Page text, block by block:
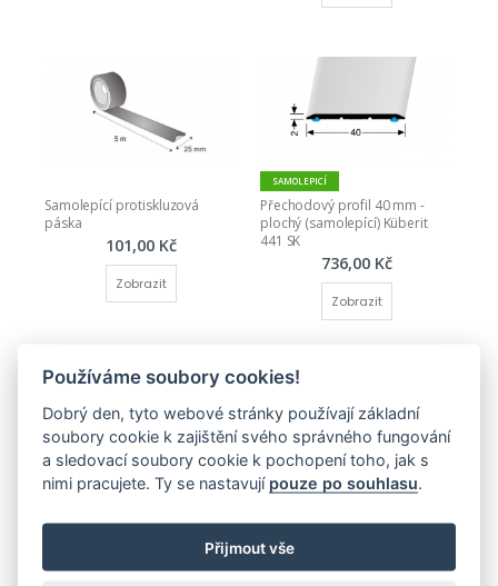
Samolepící protiskluzová
páska
101,00 Kč
Zobrazit
SAMOLEPICÍ
Přechodový profil 40 mm -
plochý (samolepící) Küberit
441 SK
736,00 Kč
Zobrazit
SAMOLEPICÍ
Profil C nerovnoramenný
Používáme soubory cookies!
Dobrý den, tyto webové stránky používají základní
soubory cookie k zajištění svého správného fungování
a sledovací soubory cookie k pochopení toho, jak s
nimi pracujete. Ty se nastavují pouze po souhlasu.
Přijmout vše